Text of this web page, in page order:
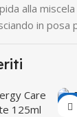
alla
in posa
-